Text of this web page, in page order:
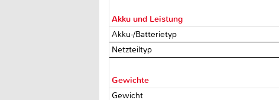
Akku und Leistung
Akku-/Batterietyp
Netzteiltyp
Gewichte
Gewicht